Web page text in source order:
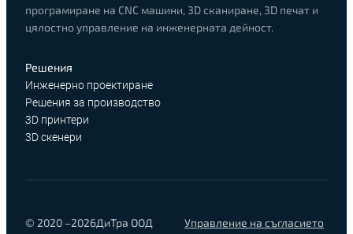
програмиране на CNC машини, 3D сканиране, 3D печат и
цялостно управление на инженерната дейност.
Решения
Инженерно проектиране
Решения за производство
3D принтери
3D скенери
© 2020 –2026ДиТра ООД Управление на съгласието